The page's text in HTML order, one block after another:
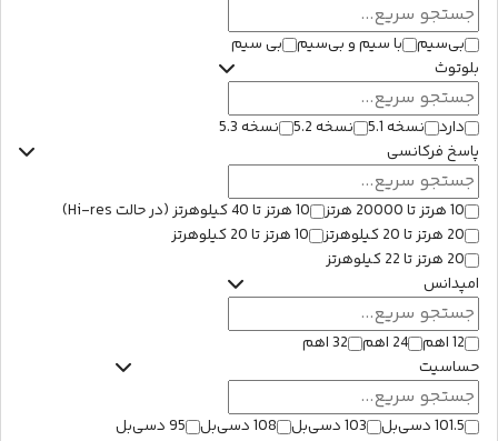
بی‌سیم با سیم و بی‌سیم
بی سیم
بلوتوث
دارد نسخه 5.1 نسخه 5.2
نسخه 5.3
پاسخ فرکانسی
10 هرتز تا 20000 هرتز
10 هرتز تا 40 کیلوهرتز (در حالت Hi-res)
20 هرتز تا 20 کیلوهرتز
10 هرتز تا 20 کیلوهرتز
20 هرتز تا 22 کیلوهرتز
امپدانس
12 اهم 24 اهم
32 اهم
حساسیت
101.5 دسی‌بل 103 دسی‌بل 108 دسی‌بل
95 دسی‌بل